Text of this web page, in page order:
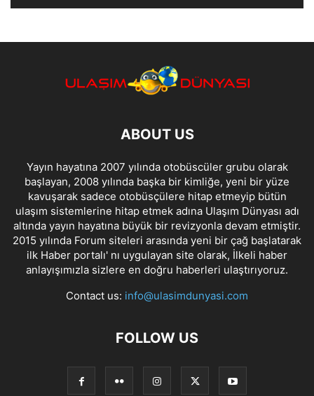
ABOUT US
Yayın hayatına 2007 yılında otobüscüler grubu olarak
başlayan, 2008 yılında başka bir kimliğe, yeni bir yüze
kavuşarak sadece otobüsçülere hitap etmeyip bütün
ulaşım sistemlerine hitap etmek adına Ulaşım Dünyası adı
altında yayın hayatına büyük bir revizyonla devam etmiştir.
2015 yılında Forum siteleri arasında yeni bir çağ başlatarak
ilk Haber portalı' nı uygulayan site olarak, İlkeli haber
anlayışımızla sizlere en doğru haberleri ulaştırıyoruz.
Contact us: info@ulasimdunyasi.com
FOLLOW US